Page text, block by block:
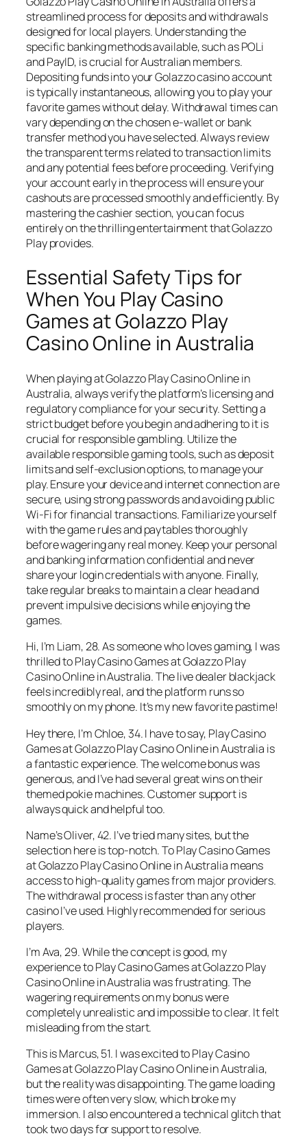
streamlined process for deposits and withdrawals
designed for local players. Understanding the
specific banking methods available, such as POLi
and PayID, is crucial for Australian members.
Depositing funds into your Golazzo casino account
is typically instantaneous, allowing you to play your
favorite games without delay. Withdrawal times can
vary depending on the chosen e-wallet or bank
transfer method you have selected. Always review
the transparent terms related to transaction limits
and any potential fees before proceeding. Verifying
your account early in the process will ensure your
cashouts are processed smoothly and efficiently. By
mastering the cashier section, you can focus
entirely on the thrilling entertainment that Golazzo
Play provides.
Essential Safety Tips for
When You Play Casino
Games at Golazzo Play
Casino Online in Australia
When playing at Golazzo Play Casino Online in
Australia, always verify the platform’s licensing and
regulatory compliance for your security. Setting a
strict budget before you begin and adhering to it is
crucial for responsible gambling. Utilize the
available responsible gaming tools, such as deposit
limits and self-exclusion options, to manage your
play. Ensure your device and internet connection are
secure, using strong passwords and avoiding public
Wi-Fi for financial transactions. Familiarize yourself
with the game rules and paytables thoroughly
before wagering any real money. Keep your personal
and banking information confidential and never
share your login credentials with anyone. Finally,
take regular breaks to maintain a clear head and
prevent impulsive decisions while enjoying the
games.
Hi, I’m Liam, 28. As someone who loves gaming, I was
thrilled to Play Casino Games at Golazzo Play
Casino Online in Australia. The live dealer blackjack
feels incredibly real, and the platform runs so
smoothly on my phone. It’s my new favorite pastime!
Hey there, I’m Chloe, 34. I have to say, Play Casino
Games at Golazzo Play Casino Online in Australia is
a fantastic experience. The welcome bonus was
generous, and I’ve had several great wins on their
themed pokie machines. Customer support is
always quick and helpful too.
Name’s Oliver, 42. I’ve tried many sites, but the
selection here is top-notch. To Play Casino Games
at Golazzo Play Casino Online in Australia means
access to high-quality games from major providers.
The withdrawal process is faster than any other
casino I’ve used. Highly recommended for serious
players.
I’m Ava, 29. While the concept is good, my
experience to Play Casino Games at Golazzo Play
Casino Online in Australia was frustrating. The
wagering requirements on my bonus were
completely unrealistic and impossible to clear. It felt
misleading from the start.
This is Marcus, 51. I was excited to Play Casino
Games at Golazzo Play Casino Online in Australia,
but the reality was disappointing. The game loading
times were often very slow, which broke my
immersion. I also encountered a technical glitch that
took two days for support to resolve.